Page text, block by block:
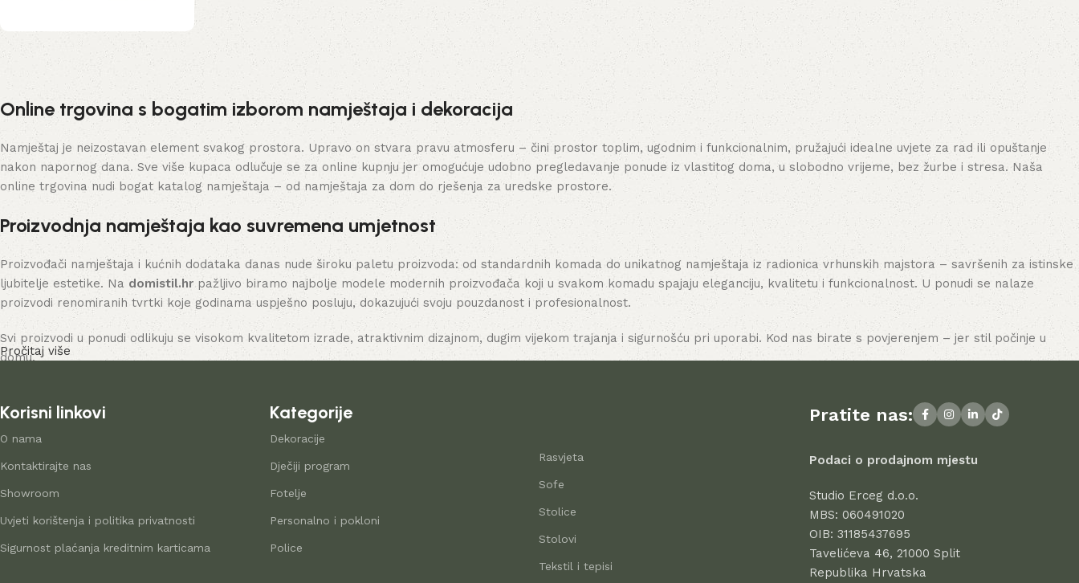
Industrijski ormar
Posebna ponuda!
Kupi odmah
Online trgovina s bogatim izborom namještaja i dekoracija
Namještaj je neizostavan element svakog prostora. Upravo on stvara pravu atmosferu – čini prostor toplim, ugodnim i funkcionalnim, pružajući idealne uvjete za rad ili opuštanje
nakon napornog dana. Sve više kupaca odlučuje se za online kupnju jer omogućuje udobno pregledavanje ponude iz vlastitog doma, u slobodno vrijeme, bez žurbe i stresa. Naša
online trgovina nudi bogat katalog namještaja – od namještaja za dom do rješenja za uredske prostore.
Proizvodnja namještaja kao suvremena umjetnost
Proizvođači namještaja i kućnih dodataka danas nude široku paletu proizvoda: od standardnih komada do unikatnog namještaja iz radionica vrhunskih majstora – savršenih za istinske
ljubitelje estetike. Na domistil.hrpažljivo biramo najbolje modele modernih proizvođača koji u svakom komadu spajaju eleganciju, kvalitetu i funkcionalnost. U ponudi se nalaze
proizvodi renomiranih tvrtki koje godinama uspješno posluju, dokazujući svoju pouzdanost i profesionalnost.
Svi proizvodi u ponudi odlikuju se visokom kvalitetom izrade, atraktivnim dizajnom, dugim vijekom trajanja i sigurnošću pri uporabi. Kod nas birate s povjerenjem – jer stil počinje u
domu.
Pročitaj više
Korisni linkovi
O nama
Kontaktirajte nas
Showroom
Uvjeti korištenja i politika privatnosti
Sigurnost plaćanja kreditnim karticama
Kategorije
Dekoracije
Dječiji program
Fotelje
Personalno i pokloni
Police
Rasvjeta
Sofe
Stolice
Stolovi
Tekstil i tepisi
Pratite nas:
Podaci o prodajnom mjestu
Studio Erceg d.o.o.
MBS: 060491020
OIB: 31185437695
Tavelićeva 46, 21000 Split
Republika Hrvatska